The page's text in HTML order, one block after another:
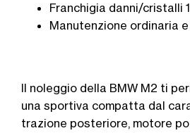
Franchigia danni/cristalli
Manutenzione ordinaria
Il noleggio della BMW M2 ti
una sportiva compatta dal
trazione posteriore, motore